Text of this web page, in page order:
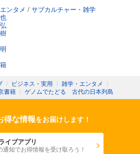
ンタメ / サブカルチャー・雑学
〉 ビジネス・実用 〉 雑学・エンタメ 〉
書籍 〉 ゲノムでたどる 古代の日本列島
得な情報をお届けします！
イブアプリ
通知でお得情報を受け取ろう！